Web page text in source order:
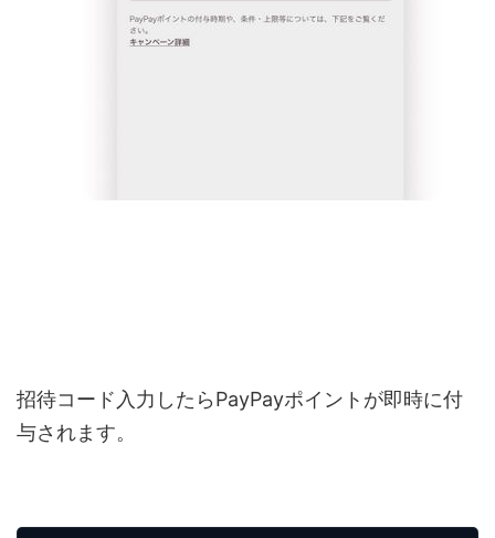
招待コード入力したらPayPayポイントが即時に付
与されます。